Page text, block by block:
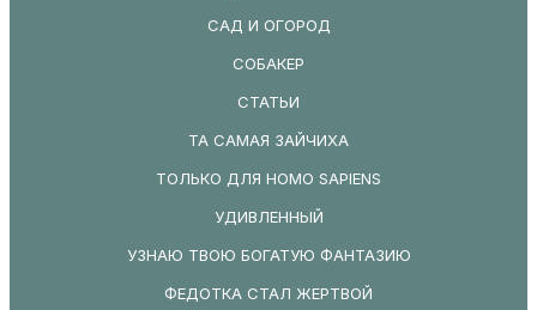
САД И ОГОРОД
СОБАКЕР
СТАТЬИ
ТА САМАЯ ЗАЙЧИХА
ТОЛЬКО ДЛЯ HOMO SAPIENS
УДИВЛЕННЫЙ
УЗНАЮ ТВОЮ БОГАТУЮ ФАНТАЗИЮ
ФЕДОТКА СТАЛ ЖЕРТВОЙ